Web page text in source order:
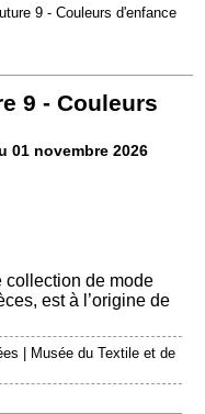
9 - Couleurs d'enfance
9 - Couleurs
01 novembre 2026
collection de mode
est à l’origine de
| Musée du Textile et de